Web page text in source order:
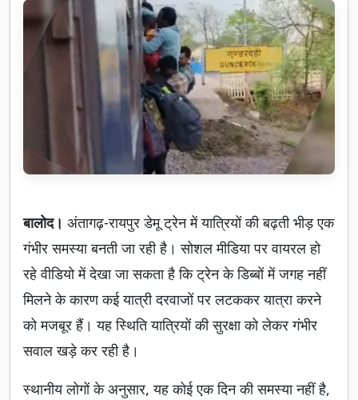
बालोद। अंतागढ़-रायपुर डेमू ट्रेन में यात्रियों की बढ़ती भीड़ एक
गंभीर समस्या बनती जा रही है। सोशल मीडिया पर वायरल हो
रहे वीडियो में देखा जा सकता है कि ट्रेन के डिब्बों में जगह नहीं
मिलने के कारण कई यात्री दरवाजों पर लटककर यात्रा करने
को मजबूर हैं। यह स्थिति यात्रियों की सुरक्षा को लेकर गंभीर
सवाल खड़े कर रही है।
स्थानीय लोगों के अनुसार, यह कोई एक दिन की समस्या नहीं है,